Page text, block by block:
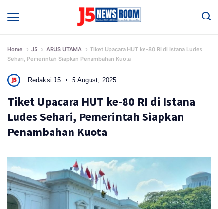
Home J5 ARUS UTAMA
Tiket Upacara HUT ke-80 RI di Istana Ludes
Sehari, Pemerintah Siapkan Penambahan Kuota
Redaksi J5 5 August, 2025
Tiket Upacara HUT ke-80 RI di Istana
Ludes Sehari, Pemerintah Siapkan
Penambahan Kuota